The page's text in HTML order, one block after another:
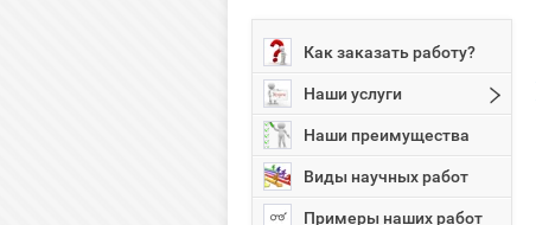
Как заказать работу?
Наши услуги
Наши преимущества
Виды научных работ
Примеры наших работ